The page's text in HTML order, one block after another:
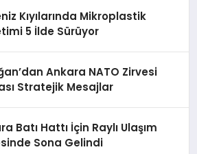
Kıyılarında Mikroplastik
5 İlde Sürüyor
Ankara NATO Zirvesi
Stratejik Mesajlar
Batı Hattı İçin Raylı Ulaşım
Sona Gelindi